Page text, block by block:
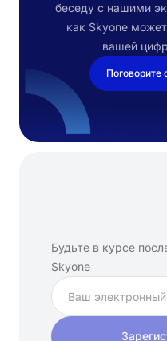
беседу с нашими
как Skyone
вашей
Поговорите
Будьте в курсе
Skyone